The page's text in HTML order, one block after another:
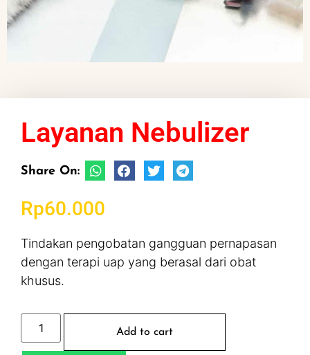
Layanan Nebulizer
Share On:
Rp60.000
Tindakan pengobatan gangguan pernapasan
dengan terapi uap yang berasal dari obat
khusus.
Add to cart